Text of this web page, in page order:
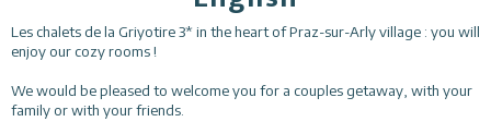
Les chalets de la Griyotire 3* in the heart of Praz-sur-Arly village : you will
enjoy our cozy rooms !
We would be pleased to welcome you for a couples getaway, with your
family or with your friends.